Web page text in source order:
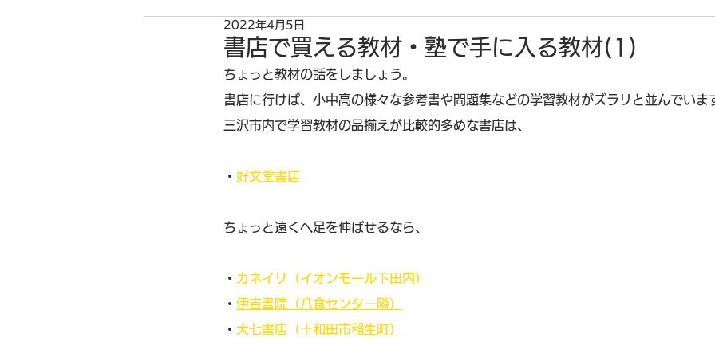
書店で買える教材・塾で手に入る教材(1)
2022年4月5日
ちょっと教材の話をしましょう。
書店に行けば、小中高の様々な参考書や問題集などの学習教材がズラリと並んでいま
三沢市内で学習教材の品揃えが比較的多めな書店は、
・ 好文堂書店
ちょっと遠くへ足を伸ばせるなら、
・ カネイリ（イオンモール下田内）
・ 伊吉書院（八食センター隣）
・ 大七書店（十和田市稲生町）